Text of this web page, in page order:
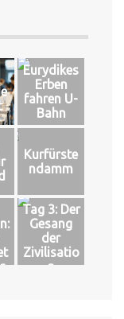
Eurydikes
Erben
fahren U-
Bahn
Kurfürste
ndamm
Tag 3: Der
Gesang
der
Zivilisatio
n